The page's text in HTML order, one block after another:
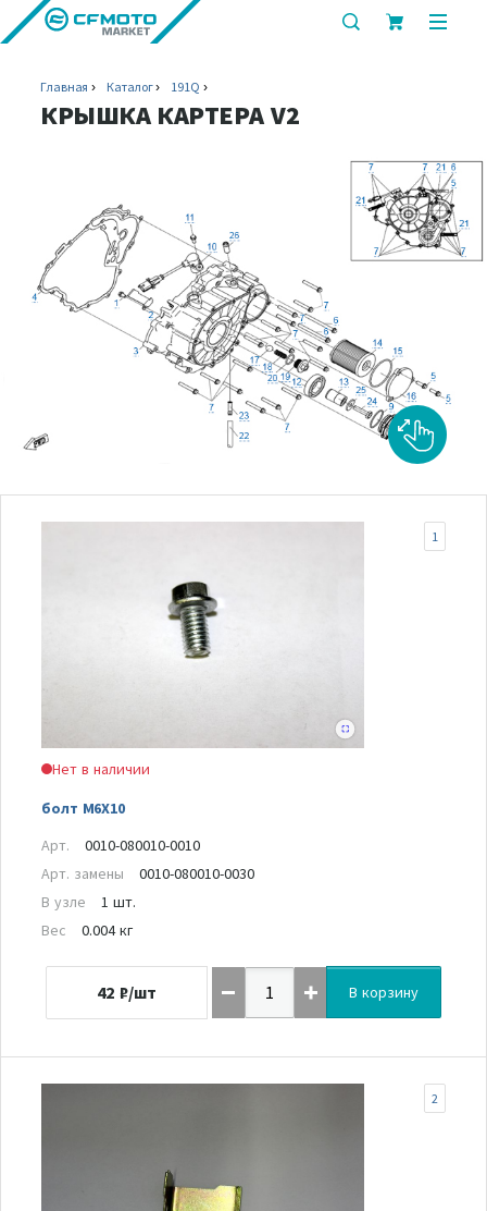
показать
Главная Каталог 191Q
КРЫШКА КАРТЕРА V2
Нет в наличии
болт M6X10
1
Арт.
0010-080010-0010
Арт. замены
0010-080010-0030
В узле
1 шт.
Вес
0.004 кг
42 ₽/шт В корзину
2